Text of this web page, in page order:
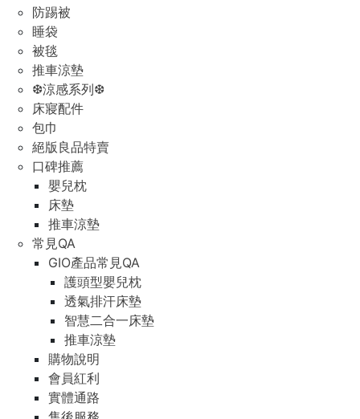
防踢被
睡袋
被毯
推車涼墊
❆涼感系列❆
床寢配件
包巾
絕版良品特賣
口碑推薦
嬰兒枕
床墊
推車涼墊
常見QA
GIO產品常見QA
護頭型嬰兒枕
透氣排汗床墊
智慧二合一床墊
推車涼墊
購物說明
會員紅利
實體通路